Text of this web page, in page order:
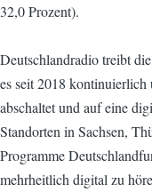
32,0 Prozent).
Deutschlandradio treibt
es seit 2018
abschaltet und auf eine
Standorten in Sachsen,
Programme
mehrheitlich digital zu